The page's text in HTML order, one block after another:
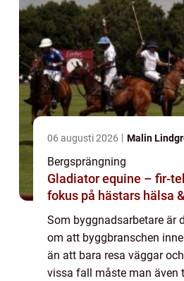
06 augusti 2026 Malin
Bergsprängning
Gladiator equine – fir-
fokus på hästars hälsa
Som byggnadsarbetare är
om att byggbranschen
än att bara resa väggar och
vissa fall måste man även